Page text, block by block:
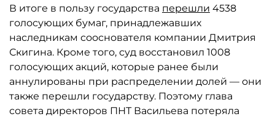
В итоге в пользу государства перешли 4538
голосующих бумаг, принадлежавших
наследникам сооснователя компании Дмитрия
Скигина. Кроме того, суд восстановил 1008
голосующих акций, которые ранее были
аннулированы при распределении долей — они
также перешли государству. Поэтому глава
совета директоров ПНТ Васильева потеряла